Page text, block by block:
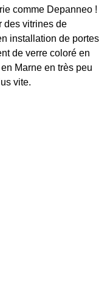
comme Depanneo !
des vitrines de
installation de portes
de verre coloré en
Marne en très peu
vite.